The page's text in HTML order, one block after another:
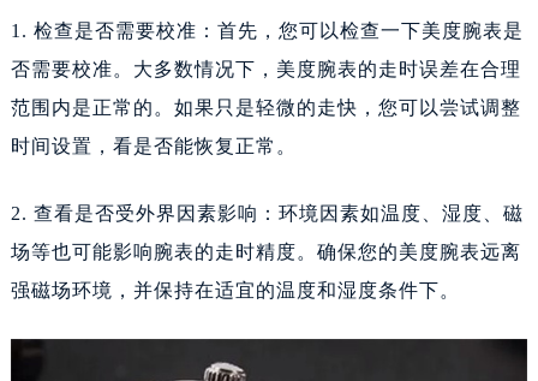
1. 检查是否需要校准：首先，您可以检查一下美度腕表是
否需要校准。大多数情况下，美度腕表的走时误差在合理
范围内是正常的。如果只是轻微的走快，您可以尝试调整
时间设置，看是否能恢复正常。
2. 查看是否受外界因素影响：环境因素如温度、湿度、磁
场等也可能影响腕表的走时精度。确保您的美度腕表远离
强磁场环境，并保持在适宜的温度和湿度条件下。